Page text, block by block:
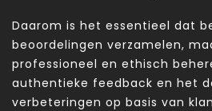
Daarom is het essentieel dat
beoordelingen verzamelen,
professioneel en ethisch
authentieke feedback en het
verbeteringen op basis van